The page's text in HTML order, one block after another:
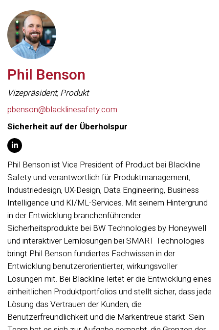
Phil Benson
Vizepräsident, Produkt
pbenson@blacklinesafety.com
Sicherheit auf der Überholspur
Phil Benson ist Vice President of Product bei Blackline
Safety und verantwortlich für Produktmanagement,
Industriedesign, UX-Design, Data Engineering, Business
Intelligence und KI/ML-Services. Mit seinem Hintergrund
in der Entwicklung branchenführender
Sicherheitsprodukte bei BW Technologies by Honeywell
und interaktiver Lernlösungen bei SMART Technologies
bringt Phil Benson fundiertes Fachwissen in der
Entwicklung benutzerorientierter, wirkungsvoller
Lösungen mit. Bei Blackline leitet er die Entwicklung eines
einheitlichen Produktportfolios und stellt sicher, dass jede
Lösung das Vertrauen der Kunden, die
Benutzerfreundlichkeit und die Markentreue stärkt. Sein